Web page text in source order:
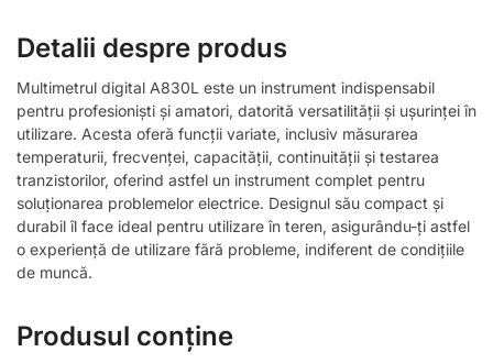
Detalii despre produs
Multimetrul digital A830L este un instrument indispensabil
pentru profesioniști și amatori, datorită versatilității și ușurinței în
utilizare. Acesta oferă funcții variate, inclusiv măsurarea
temperaturii, frecvenței, capacității, continuității și testarea
tranzistorilor, oferind astfel un instrument complet pentru
soluționarea problemelor electrice. Designul său compact și
durabil îl face ideal pentru utilizare în teren, asigurându-ți astfel
o experiență de utilizare fără probleme, indiferent de condițiile
de muncă.
Produsul conține